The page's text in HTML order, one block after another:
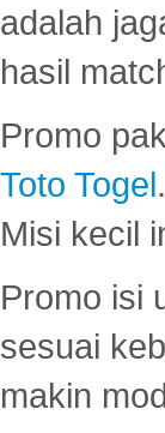
adalah
hasil
Promo
Toto Togel
Misi kecil
Promo isi
sesuai
makin